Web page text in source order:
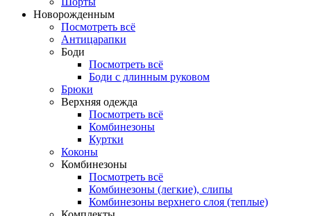
Новорожденным
Посмотреть всё
Антицарапки
Боди
Посмотреть всё
Боди с длинным руковом
Брюки
Верхняя одежда
Посмотреть всё
Комбинезоны
Куртки
Коконы
Комбинезоны
Посмотреть всё
Комбинезоны (легкие), слипы
Комбинезоны верхнего слоя (теплые)